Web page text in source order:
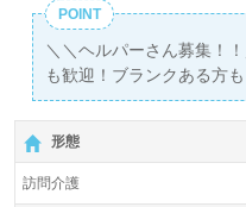
POINT
＼＼ヘルパーさん募集！
も歓迎！ブランクある方
一緒に介護のお仕事をし
形態
訪問介護